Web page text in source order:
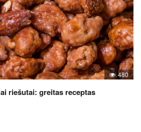
480
riešutai: greitas receptas